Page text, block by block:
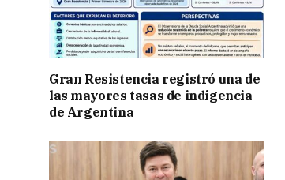
Gran Resistencia registró una de
las mayores tasas de indigencia
de Argentina